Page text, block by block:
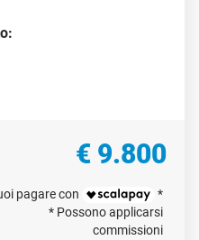
€ 9.800
pagare con
*
* Possono applicarsi
commissioni